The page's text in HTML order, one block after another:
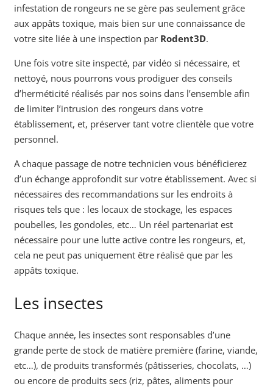
infestation de rongeurs ne se gère pas seulement grâce
aux appâts toxique, mais bien sur une connaissance de
votre site liée à une inspection par Rodent3D.
Une fois votre site inspecté, par vidéo si nécessaire, et
nettoyé, nous pourrons vous prodiguer des conseils
d’herméticité réalisés par nos soins dans l’ensemble afin
de limiter l’intrusion des rongeurs dans votre
établissement, et, préserver tant votre clientèle que votre
personnel.
A chaque passage de notre technicien vous bénéficierez
d’un échange approfondit sur votre établissement. Avec si
nécessaires des recommandations sur les endroits à
risques tels que : les locaux de stockage, les espaces
poubelles, les gondoles, etc… Un réel partenariat est
nécessaire pour une lutte active contre les rongeurs, et,
cela ne peut pas uniquement être réalisé que par les
appâts toxique.
Les insectes
Chaque année, les insectes sont responsables d’une
grande perte de stock de matière première (farine, viande,
etc…), de produits transformés (pâtisseries, chocolats, …)
ou encore de produits secs (riz, pâtes, aliments pour